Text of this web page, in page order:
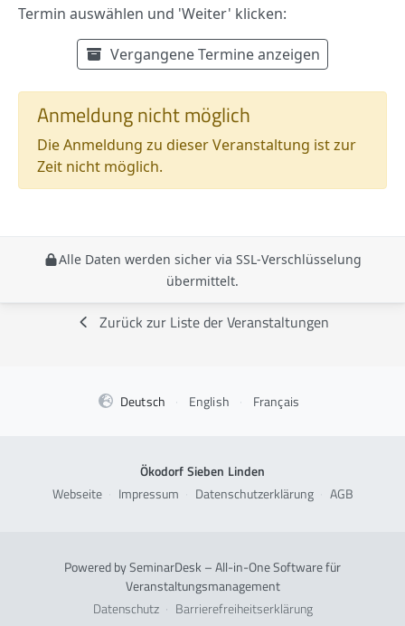
Termin auswählen und 'Weiter' klicken:
Termin auswählen:
Verfügbare TermineVergangene Termine anzeigen
Preisinformationen
Anmeldung nicht möglich
Die Anmeldung zu dieser Veranstaltung ist zur
Zeit nicht möglich.
Alle Daten werden sicher via SSL-Verschlüsselung
übermittelt.
Zurück zur Liste der Veranstaltungen
Deutsch · English · Français
Ökodorf Sieben Linden
Webseite
Impressum Datenschutzerklärung AGB
Powered by SeminarDesk – All-in-One Software für
Veranstaltungsmanagement
Datenschutz · Barrierefreiheitserklärung